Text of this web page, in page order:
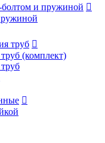
и пружиной 
труб 
(комплект)
